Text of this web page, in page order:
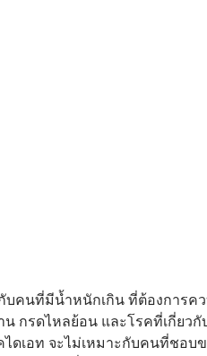
บคนที่มีน้ำหนักเกิน ที่ต้องการค
น กรดไหลย้อน และโรคที่เกี่ยว
ไดเอท จะไม่เหมาะกับคนที่ชอ